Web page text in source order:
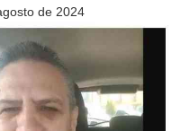
de 2024